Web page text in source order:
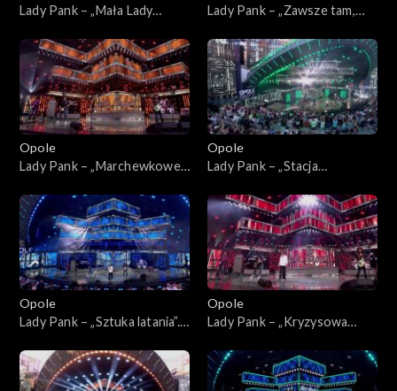
Lady Pank – „Mała Lady
45-lecia zespołu Lady Pank
Lady Pank – „Zawsze tam,
Jubileusz 45-lecia zespołu
Lady Pank
Opole
Lady Pank – „Marchewkowe
lecia zespołu Lady Pank
Opole
Lady Pank – „Stacja
Jubileusz 45-lecia zespołu
Lady Pank
Opole
Lady Pank – „Sztuka latania”.
zespołu Lady Pank
Opole
Lady Pank – „Kryzysowa
Jubileusz 45-lecia zespołu
Lady Pank